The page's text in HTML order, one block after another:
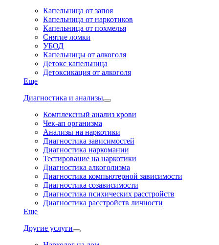
Капельница от запоя
Капельница от наркотиков
Капельница от похмелья
Снятие ломки
УБОД
Капельницы от алкоголя
Детокс капельница
Детоксикация от алкоголя
Еще
Диагностика и анализы
Комплексный анализ крови
Чек-ап организма
Анализы на наркотики
Диагностика зависимостей
Диагностика наркомании
Тестирование на наркотики
Диагностика алкоголизма
Диагностика компьютерной зависимости
Диагностика созависимости
Диагностика психических расстройств
Диагностика расстройств личности
Еще
Другие услуги